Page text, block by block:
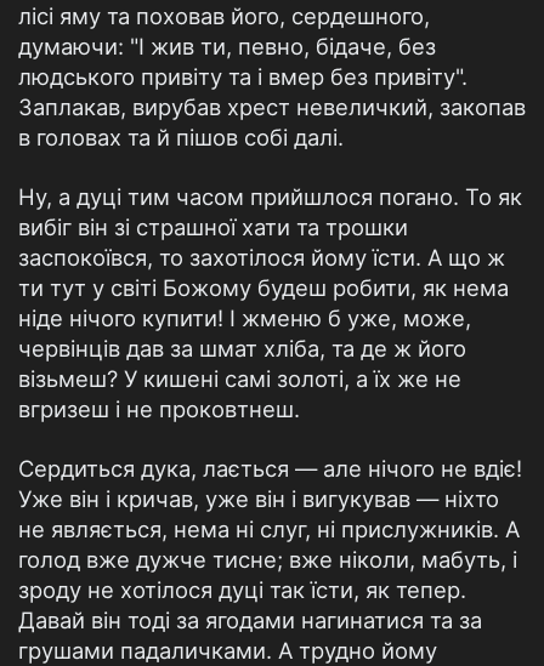
лісі яму та поховав його, сердешного,
думаючи: "І жив ти, певно, бідаче, без
людського привіту та і вмер без привіту".
Заплакав, вирубав хрест невеличкий, закопав
в головах та й пішов собі далі.
Ну, а дуці тим часом прийшлося погано. То як
вибіг він зі страшної хати та трошки
заспокоївся, то захотілося йому їсти. А що ж
ти тут у світі Божому будеш робити, як нема
ніде нічого купити! І жменю б уже, може,
червінців дав за шмат хліба, та де ж його
візьмеш? У кишені самі золоті, а їх же не
вгризеш і не проковтнеш.
Сердиться дука, лається — але нічого не вдіє!
Уже він і кричав, уже він і вигукував — ніхто
не являється, нема ні слуг, ні прислужників. А
голод вже дужче тисне; вже ніколи, мабуть, і
зроду не хотілося дуці так їсти, як тепер.
Давай він тоді за ягодами нагинатися та за
грушами падаличками. А трудно йому